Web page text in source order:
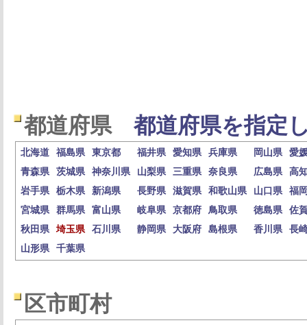
都道府県 都道府県を指定
北海道 福島県 東京都 福井県 愛知県 兵庫県 岡山県
愛
青森県
茨城県 神奈川県 山梨県 三重県 奈良県 広島県
高
岩手県
栃木県 新潟県 長野県 滋賀県 和歌山県 山口県
福
宮城県
群馬県 富山県 岐阜県 京都府 鳥取県 徳島県
佐
秋田県
埼玉県 石川県 静岡県 大阪府 島根県 香川県
長
山形県
千葉県
区市町村